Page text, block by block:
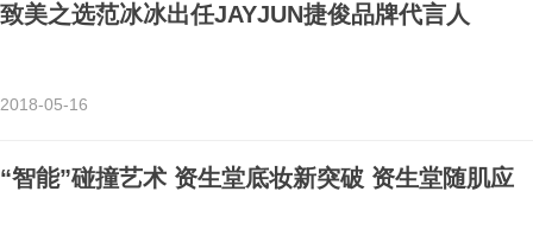
致美之选范冰冰出任JAYJUN捷俊品牌代言人
2018-05-16
“智能”碰撞艺术 资生堂底妆新突破 资生堂随肌应